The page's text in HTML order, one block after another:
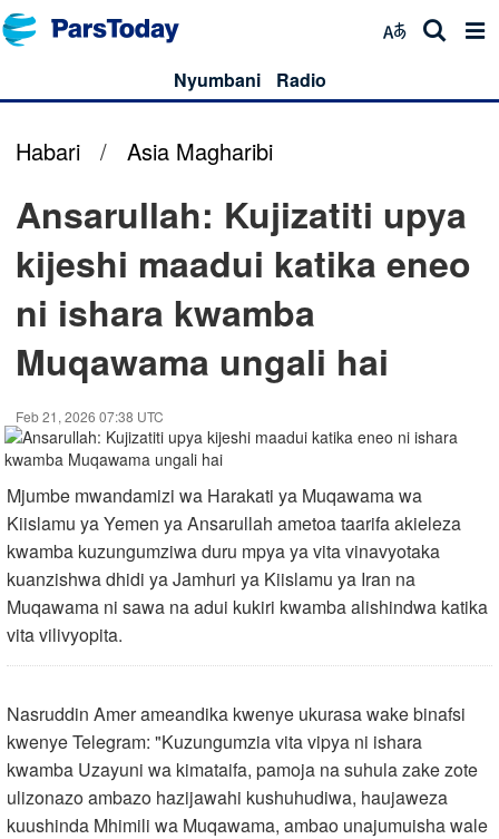
Nyumbani Radio
Habari / Asia Magharibi
Ansarullah: Kujizatiti upya
kijeshi maadui katika eneo
ni ishara kwamba
Muqawama ungali hai
Feb 21, 2026 07:38 UTC
Mjumbe mwandamizi wa Harakati ya Muqawama wa
Kiislamu ya Yemen ya Ansarullah ametoa taarifa akieleza
kwamba kuzungumziwa duru mpya ya vita vinavyotaka
kuanzishwa dhidi ya Jamhuri ya Kiislamu ya Iran na
Muqawama ni sawa na adui kukiri kwamba alishindwa katika
vita vilivyopita.
Nasruddin Amer ameandika kwenye ukurasa wake binafsi
kwenye Telegram: "Kuzungumzia vita vipya ni ishara
kwamba Uzayuni wa kimataifa, pamoja na suhula zake zote
ulizonazo ambazo hazijawahi kushuhudiwa, haujaweza
kuushinda Mhimili wa Muqawama, ambao unajumuisha wale